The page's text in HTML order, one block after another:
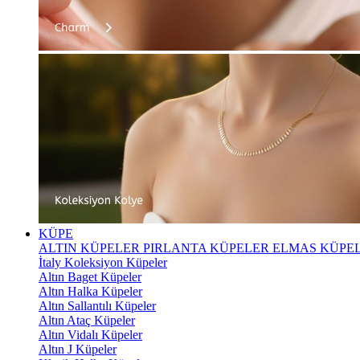
KÜPE
ALTIN KÜPELER PIRLANTA KÜPELER ELMAS
İtaly Koleksiyon Küpeler
Altın Baget Küpeler
Altın Halka Küpeler
Altın Sallantılı Küpeler
Altın Ataç Küpeler
Altın Vidalı Küpeler
Altın J Küpeler